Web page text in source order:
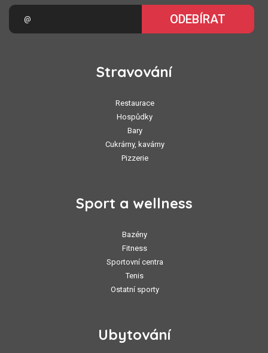
ODEBÍRAT
Stravování
Restaurace
Hospůdky
Bary
Cukrárny, kavárny
Pizzerie
Sport a wellness
Bazény
Fitness
Sportovní centra
Tenis
Ostatní sporty
Ubytování